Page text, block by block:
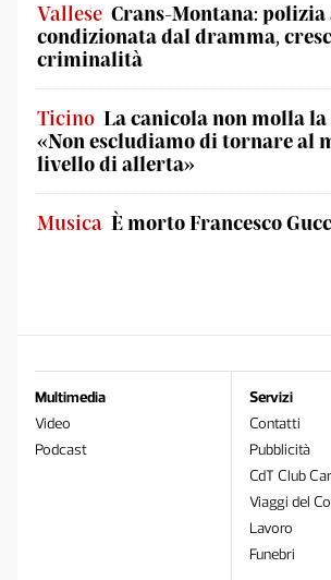
Vallese Crans-Montana: polizia
condizionata dal dramma,
criminalità
Ticino La canicola non molla la
«Non escludiamo di tornare al
livello di allerta»
Musica È morto Francesco
Multimedia
Video
Podcast
Servizi
Contatti
Pubblicità
CdT Club
Viaggi del
Lavoro
Funebri